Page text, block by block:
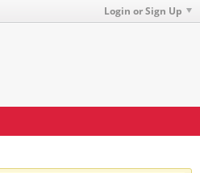
Login or Sign Up